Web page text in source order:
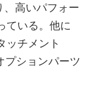
、高いパフォー
ている。他に
ッチメント
プションパーツ